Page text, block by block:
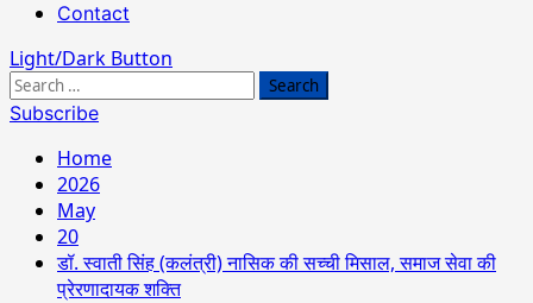
Contact
Light/Dark Button
Search
for:
Subscribe
Home
2026
May
20
डॉ. स्वाती सिंह (कलंत्री) नासिक की सच्ची मिसाल, समाज सेवा की
प्रेरणादायक शक्ति